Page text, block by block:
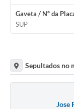
Gaveta / Nº da
SUP
Sepultados no
Jose